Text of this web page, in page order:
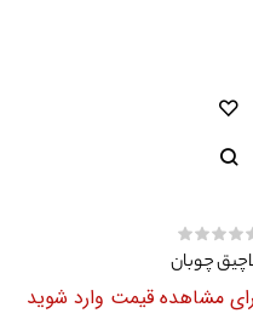
چوبان
مشاهده قیمت وارد شوید